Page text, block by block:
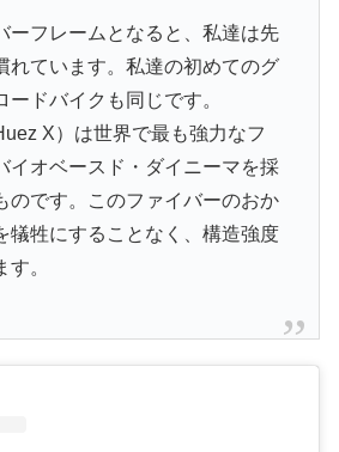
ーフレームとなると、私達は先
れています。私達の初めてのグ
ードバイクも同じです。
X）は世界で最も強力なフ
イオベースド・ダイニーマを採
のです。このファイバーのおか
犠牲にすることなく、構造強度
。